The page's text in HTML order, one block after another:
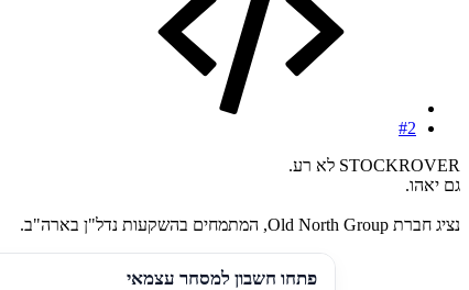
#2
STOCKROVER לא רע.
גם יאהו.
נציג חברת Old North Group, המתמחים בהשקעות נדל"ן בארה"ב.
פתחו חשבון למסחר עצמאי